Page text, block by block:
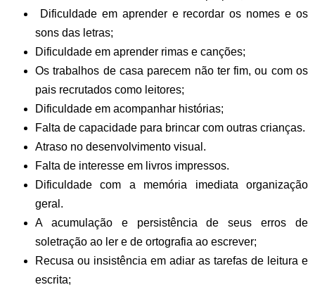
Dificuldade em aprender e recordar os nomes e os
sons das letras;
Dificuldade em aprender rimas e canções;
Os trabalhos de casa parecem não ter fim, ou com os
pais recrutados como leitores;
Dificuldade em acompanhar histórias;
Falta de capacidade para brincar com outras crianças.
Atraso no desenvolvimento visual.
Falta de interesse em livros impressos.
Dificuldade com a memória imediata organização
geral.
A acumulação e persistência de seus erros de
soletração ao ler e de ortografia ao escrever;
Recusa ou insistência em adiar as tarefas de leitura e
escrita;